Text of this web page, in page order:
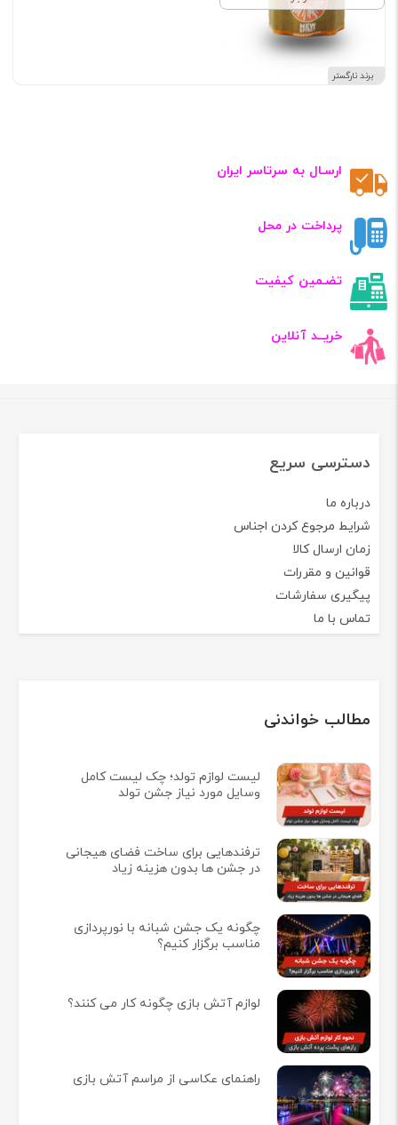
برند نارگستر
ارسـال به سرتاسر ایران
پرداخت در محل
تضـمین کیفیت
خریــد آنلاین
دسترسی سریع
درباره ما
شرایط مرجوع کردن اجناس
زمان ارسال کالا
قوانین و مقررات
پیگیری سفارشات
تماس با ما
مطالب خواندنی
لیست لوازم تولد؛ چک لیست کامل
وسایل مورد نیاز جشن تولد
ترفندهایی برای ساخت فضای هیجانی
در جشن ها بدون هزینه زیاد
چگونه یک جشن شبانه با نورپردازی
مناسب برگزار کنیم؟
لوازم آتش بازی چگونه کار می کنند؟
راهنمای عکاسی از مراسم آتش بازی